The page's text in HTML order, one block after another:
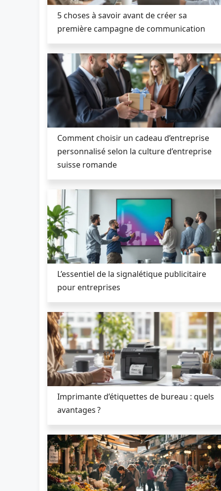
5 choses à savoir avant de créer sa
première campagne de communication
Comment choisir un cadeau d’entreprise
personnalisé selon la culture d’entreprise
suisse romande
L’essentiel de la signalétique publicitaire
pour entreprises
Imprimante d’étiquettes de bureau : quels
avantages ?